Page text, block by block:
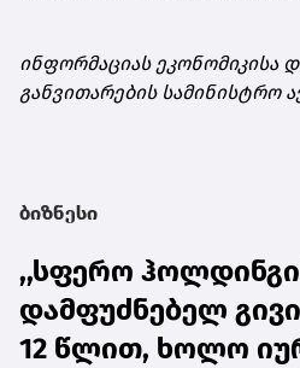
ინფორმაციას ეკონომიკისა
განვითარების სამინისტრო
ბიზნესი
,,სფერო
დამფუძნებელ
12 წლით, ხოლო